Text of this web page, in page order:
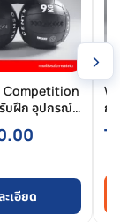
Competition
บฝึก อุปกรณ์
ตราฐาน
าก CENTR x
ะเอียด
ก
›